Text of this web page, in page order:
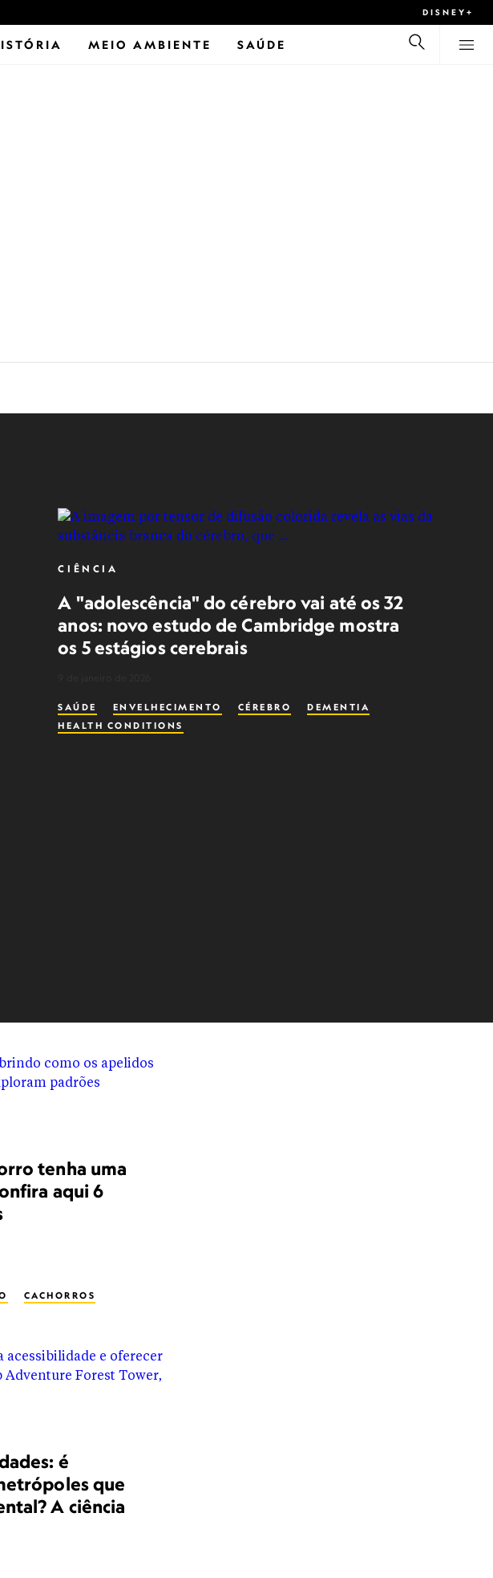
DISNEY+
MEIO AMBIENTE SAÚDE
CIÊNCIA
A "adolescência" do cérebro vai até os 32
anos: novo estudo de Cambridge mostra
os 5 estágios cerebrais
SAÚDE ENVELHECIMENTO CÉREBRO
DEMENTIA
HEALTH CONDITIONS
tenha uma
aqui 6
CACHORROS
é
que
A ciência